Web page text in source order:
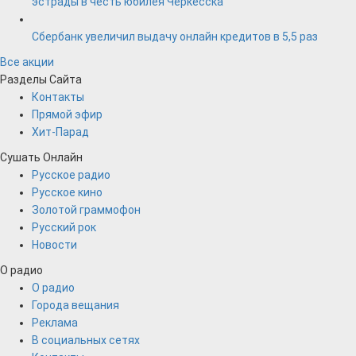
Сбербанк увеличил выдачу онлайн кредитов в 5,5 раз
Все акции
Разделы Сайта
Контакты
Прямой эфир
Хит-Парад
Сушать Онлайн
Русское радио
Русское кино
Золотой граммофон
Русский рок
Новости
О радио
О радио
Города вещания
Реклама
В социальных сетях